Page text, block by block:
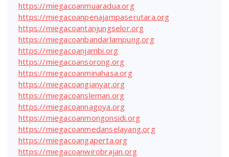
https://miegacoanmuaradua.org
https://miegacoanpenajampaserutara.org
https://miegacoantanjungselor.org
https://miegacoanbandarlampung.org
https://miegacoanjambi.org
https://miegacoansorong.org
https://miegacoanminahasa.org
https://miegacoangianyar.org
https://miegacoansleman.org
https://miegacoannagoya.org
https://miegacoanmongonsidi.org
https://miegacoanmedanselayang.org
https://miegacoangaperta.org
https://miegacoanwirobrajan.org